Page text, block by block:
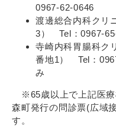
0967-62-0646
渡邊総合内科クリ
3） Tel：0967-
寺崎内科胃腸科ク
番地1） Tel：
み
※65歳以上で上記医療
森町発行の問診票(広域
す。